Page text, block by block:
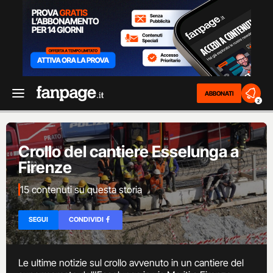
ABBONATI
2
Crollo del cantiere Esselunga a
Firenze
15 contenuti su questa storia
SEGUI CONDIVIDI
Le ultime notizie sul crollo avvenuto in un cantiere del